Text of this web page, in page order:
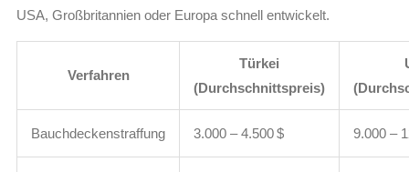
USA, Großbritannien oder Europa schnell entwickelt.
Verfahren
Türkei
(Durchschnittspreis)
Bauchdeckenstraffung 3.000 – 4.500 $ 9.000 –